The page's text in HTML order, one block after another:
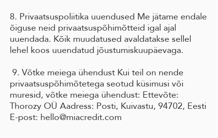
8. Privaatsuspoliitika uuendused Me jätame endale
õiguse neid privaatsuspõhimõtteid igal ajal
uuendada. Kõik muudatused avaldatakse sellel
lehel koos uuendatud jõustumiskuupäevaga.
9. Võtke meiega ühendust Kui teil on nende
privaatsuspõhimõtetega seotud küsimusi või
muresid, võtke meiega ühendust: Ettevõte:
Thorozy OÜ Aadress: Posti, Kuivastu, 94702, Eesti
E-post: hello@miacredit.com